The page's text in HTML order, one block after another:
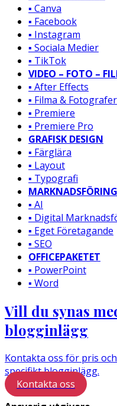
▪️ Canva
▪️ Facebook
▪️ Instagram
▪️ Sociala Medier
▪️ TikTok
VIDEO – FOTO –
▪️ After Effects
▪️ Filma &
▪️ Premiere
▪️ Premiere Pro
GRAFISK DESIGN
▪️ Färglära
▪️ Layout
▪️ Typografi
MARKNADSFÖRING
▪️ AI
▪️ Digital
▪️ Eget Företagande
▪️ SEO
OFFICEPAKETET
▪️ PowerPoint
▪️ Word
Vill du synas
blogginlägg
Kontakta oss för pris
specifikt blogginlägg.
Kontakta oss